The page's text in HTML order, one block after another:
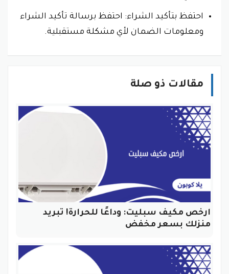
احتفظ بتأكيد الشراء: احتفظ برسالة تأكيد الشراء
ومعلومات الضمان لأي مشكلة مستقبلية.
مقالات ذو صلة
ارخص مكيف سبليت: وداعًا للحرارة! تبريد
منزلك بسعر مخفض